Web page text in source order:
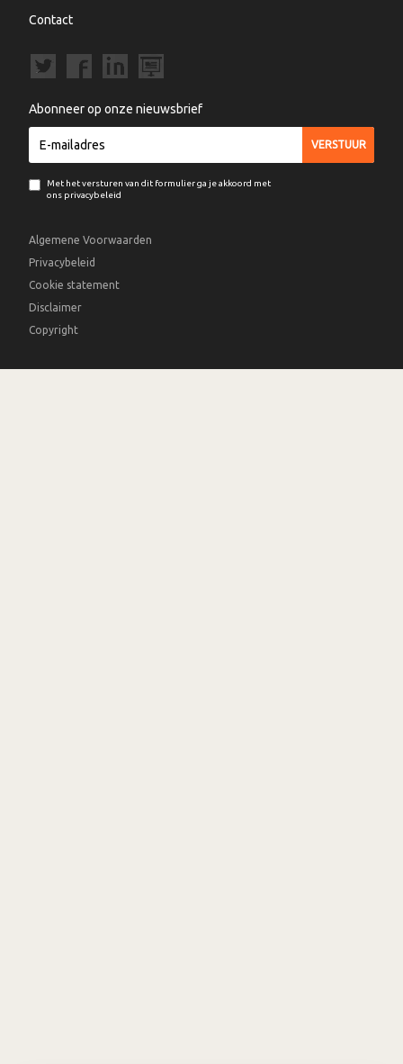
Contact
Abonneer op onze nieuwsbrief
Met het versturen van dit formulier ga je akkoord met
ons privacybeleid
Algemene Voorwaarden
Privacybeleid
Cookie statement
Disclaimer
Copyright